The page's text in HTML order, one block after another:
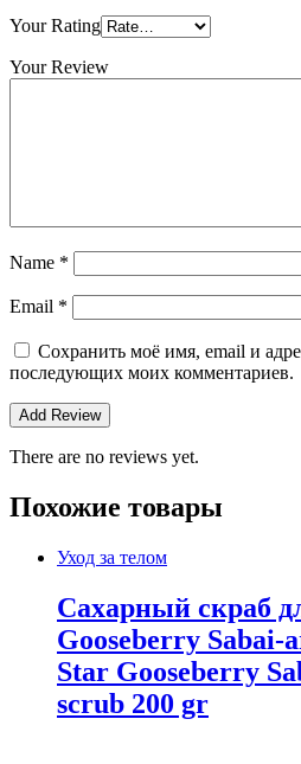
Your Rating
Your Review
Name *
Email *
Сохранить моё имя, email и
последующих моих комментариев.
There are no reviews yet.
Похожие товары
Уход за телом
Сахарный скраб
Gooseberry Sabai-
Star Gooseberry
scrub 200 gr